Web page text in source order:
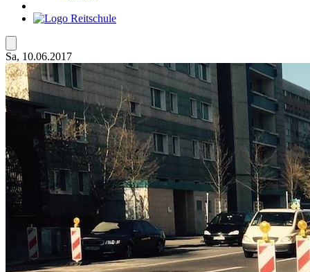
Sa, 10.06.2017